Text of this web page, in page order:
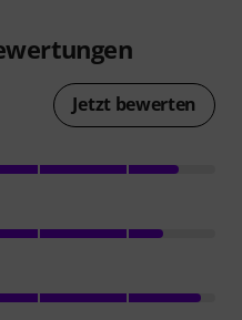
Jetzt bewerten